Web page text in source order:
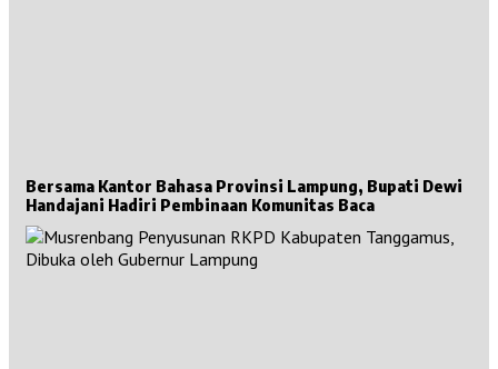
Bersama Kantor Bahasa Provinsi Lampung, Bupati Dewi
Handajani Hadiri Pembinaan Komunitas Baca